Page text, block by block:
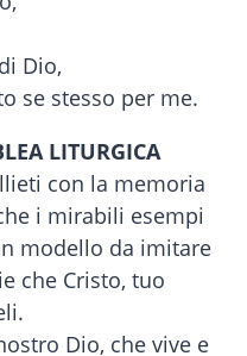
Dio,
se stesso per me.
LITURGICA
con la memoria
i mirabili esempi
modello da imitare
che Cristo, tuo
Dio, che vive e